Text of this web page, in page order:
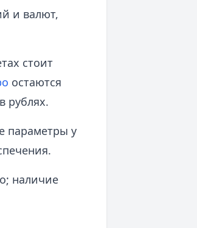
и валют,
стоит
остаются
рублях.
параметры у
наличие